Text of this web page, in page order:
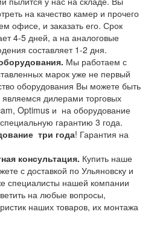
на качество камер и прочего
офисе, и заказать его. Срок
4-5 дней, а на аналоговые
составляет 1-2 дня.
Мы работаем с
марок уже не первый
оборудования Вы можете быть
дилерами торговых
Optimus и на оборудование
гарантию 3 года.
три года! Гарантия на
консультация. Купить наше
с доставкой по Ульяновску и
специалисты нашей компании
на любые вопросы,
наших товаров, их монтажа